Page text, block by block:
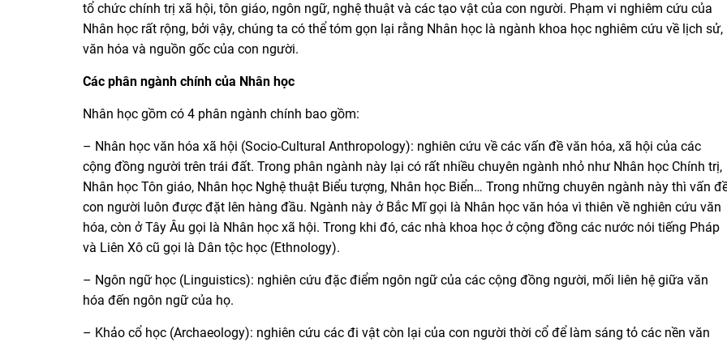
tổ chức chính trị xã hội, tôn giáo, ngôn ngữ, nghệ thuật và các tạo vật của con người. Phạm vi nghiêm cứu của
Nhân học rất rộng, bởi vậy, chúng ta có thể tóm gọn lại rằng Nhân học là ngành khoa học nghiêm cứu về lịch sử,
văn hóa và nguồn gốc của con người.
Các phân ngành chính của Nhân học
Nhân học gồm có 4 phân ngành chính bao gồm:
– Nhân học văn hóa xã hội (Socio-Cultural Anthropology): nghiên cứu về các vấn đề văn hóa, xã hội của các
cộng đồng người trên trái đất. Trong phân ngành này lại có rất nhiều chuyên ngành nhỏ như Nhân học Chính trị,
Nhân học Tôn giáo, Nhân học Nghệ thuật Biểu tượng, Nhân học Biển… Trong những chuyên ngành này thì vấn
con người luôn được đặt lên hàng đầu. Ngành này ở Bắc Mĩ gọi là Nhân học văn hóa vì thiên về nghiên cứu văn
hóa, còn ở Tây Âu gọi là Nhân học xã hội. Trong khi đó, các nhà khoa học ở cộng đồng các nước nói tiếng Pháp
và Liên Xô cũ gọi là Dân tộc học (Ethnology).
– Ngôn ngữ học (Linguistics): nghiên cứu đặc điểm ngôn ngữ của các cộng đồng người, mối liên hệ giữa văn
hóa đến ngôn ngữ của họ.
– Khảo cổ học (Archaeology): nghiên cứu các đi vật còn lại của con người thời cổ để làm sáng tỏ các nền văn